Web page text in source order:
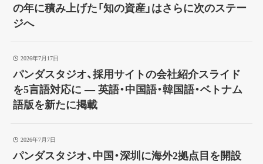
の年に積み上げた「知の資産」はさらに次のステー
ジへ
2026年7月17日
パンダスタジオ、採用サイトの会社紹介スライド
を5言語対応に ― 英語・中国語・韓国語・ベトナム
語版を新たに掲載
2026年7月7日
パンダスタジオ、中国・深圳に海外2拠点目を開設